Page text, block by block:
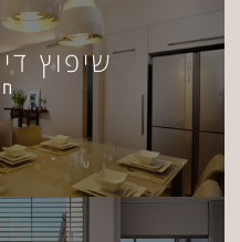
שיפוץ